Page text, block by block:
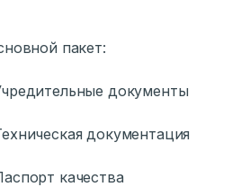
пакет:
документы
документация
качества